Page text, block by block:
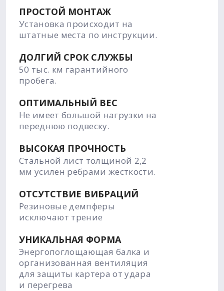
ПРОСТОЙ МОНТАЖ
Установка происходит на
штатные места по инструкции.
ДОЛГИЙ СРОК СЛУЖБЫ
50 тыс. км гарантийного
пробега.
ОПТИМАЛЬНЫЙ ВЕС
Не имеет большой нагрузки на
переднюю подвеску.
ВЫСОКАЯ ПРОЧНОСТЬ
Стальной лист толщиной 2,2
мм усилен ребрами жесткости.
ОТСУТСТВИЕ ВИБРАЦИЙ
Резиновые демпферы
исключают трение
УНИКАЛЬНАЯ ФОРМА
Энергопоглощающая балка и
организованная вентиляция
для защиты картера от удара
и перегрева